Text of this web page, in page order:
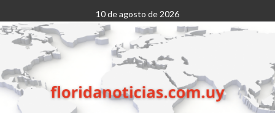
al
contenido
10 de agosto de 2026